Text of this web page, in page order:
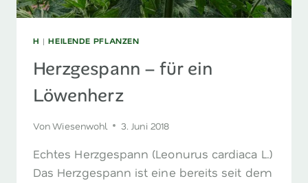
H |HEILENDE PFLANZEN
Herzgespann – für ein
Löwenherz
Von Wiesenwohl 3. Juni 2018
Echtes Herzgespann (Leonurus cardiaca L.)
Das Herzgespann ist eine bereits seit dem